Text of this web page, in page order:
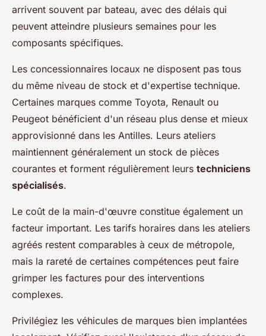
arrivent souvent par bateau, avec des délais qui
peuvent atteindre plusieurs semaines pour les
composants spécifiques.
Les concessionnaires locaux ne disposent pas tous
du même niveau de stock et d'expertise technique.
Certaines marques comme Toyota, Renault ou
Peugeot bénéficient d'un réseau plus dense et mieux
approvisionné dans les Antilles. Leurs ateliers
maintiennent généralement un stock de pièces
courantes et forment régulièrement leurs techniciens
spécialisés.
Le coût de la main-d'œuvre constitue également un
facteur important. Les tarifs horaires dans les ateliers
agréés restent comparables à ceux de métropole,
mais la rareté de certaines compétences peut faire
grimper les factures pour des interventions
complexes.
Privilégiez les véhicules de marques bien implantées